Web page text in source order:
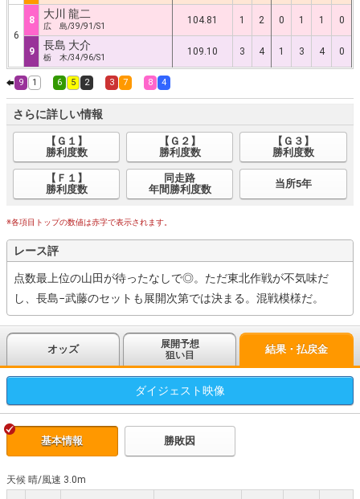
6
8 大川 龍二
広 島/39/91/S1
104.81 1 2 0 1 1 0
9 長島 大介
栃 木/34/96/S1
109.10 3 4 1 3 4 0
9 1 6 5 2 3 7 8 4
さらに詳しい情報
【Ｇ１】
勝利度数
【Ｇ２】
勝利度数
【Ｇ３】
勝利度数
【Ｆ１】
勝利度数
同走路
年間勝利度数
当所5年
※各項目トップの数値は赤字で表示されます。
レース評
点数最上位の山田が待ったなしで◎。ただ東北作戦が不気味だ
し、長島−武藤のセットも展開次第では決まる。混戦模様だ。
オッズ
展開予想
狙い目
結果・払戻金
ダイジェスト映像
基本情報 勝敗因
天候 晴/風速 3.0m